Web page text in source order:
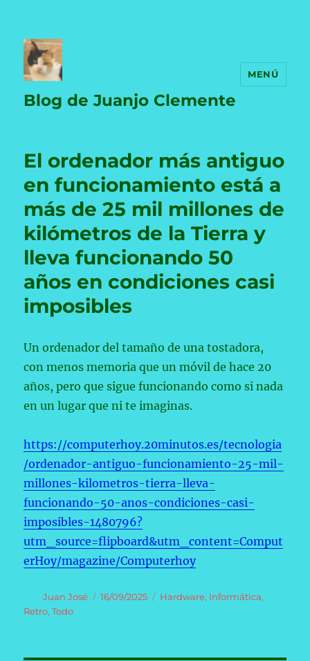
Blog de Juanjo Clemente
MENÚ
El ordenador más antiguo
en funcionamiento está a
más de 25 mil millones de
kilómetros de la Tierra y
lleva funcionando 50
años en condiciones casi
imposibles
Un ordenador del tamaño de una tostadora,
con menos memoria que un móvil de hace 20
años, pero que sigue funcionando como si nada
en un lugar que ni te imaginas.
https://computerhoy.20minutos.es/tecnologia
/ordenador-antiguo-funcionamiento-25-mil-
millones-kilometros-tierra-lleva-
funcionando-50-anos-condiciones-casi-
imposibles-1480796?
utm_source=flipboard&utm_content=Comput
erHoy/magazine/Computerhoy
Autor
Juan José
Publicado
16/09/2025 Categorías
Hardware, Informática,
Retro,Todo